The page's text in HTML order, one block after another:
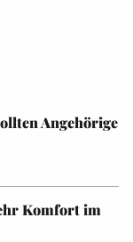
Angehörige
Komfort im